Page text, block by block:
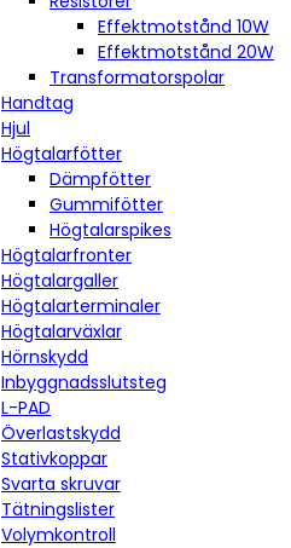
Effektmotstånd 10W
Effektmotstånd 20W
Transformatorspolar
Handtag
Hjul
Högtalarfötter
Dämpfötter
Gummifötter
Högtalarspikes
Högtalarfronter
Högtalargaller
Högtalarterminaler
Högtalarväxlar
Hörnskydd
Inbyggnadsslutsteg
L-PAD
Överlastskydd
Stativkoppar
Svarta skruvar
Tätningslister
Volymkontroll